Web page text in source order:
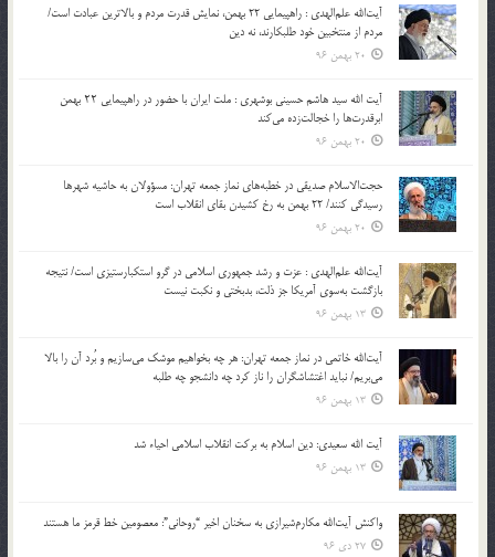
آیت‌الله علم‌الهدی : راهپیمایی 22 بهمن، نمایش قدرت مردم و بالاترین عبادت است/
مردم از منتخبین خود طلبکارند، نه دین
20 بهمن 96
آیت الله سید هاشم حسینی بوشهری : ملت ایران با حضور در راهپیمایی ۲۲ بهمن
ابرقدرت‌ها را خجالت‌زده می‌کند
20 بهمن 96
حجت‌الاسلام صدیقی در خطبه‌های نماز جمعه تهران: مسؤولان به حاشیه شهرها
رسیدگی کنند/ 22 بهمن به رخ کشیدن بقای انقلاب است
20 بهمن 96
آیت‌الله علم‌الهدی : عزت و رشد جمهوری اسلامی در گرو استکبارستیزی است/ نتیجه
بازگشت به‌سوی آمریکا جز ذلت، بدبختی و نکبت نیست
13 بهمن 96
آیت‌الله خاتمی در نماز جمعه تهران: هر چه بخواهیم موشک می‌سازیم و بُرد آن را بالا
می‌بریم/ نباید اغتشاشگران را ناز کرد چه دانشجو چه طلبه
13 بهمن 96
آیت الله سعیدی: دین اسلام به برکت انقلاب اسلامی احیاء شد
13 بهمن 96
واکنش آیت‌الله مکارم‌شیرازی به سخنان اخیر “روحانی”: معصومین خط قرمز ما هستند
27 دی 96